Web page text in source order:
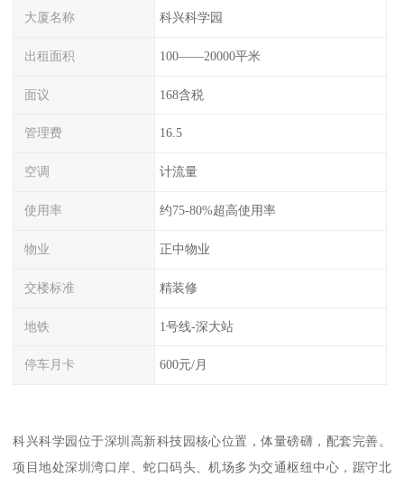
大厦名称 科兴科学园
出租面积 100——20000平米
面议 168含税
管理费 16.5
空调 计流量
使用率 约75-80%超高使用率
物业 正中物业
交楼标准 精装修
地铁 1号线-深大站
停车月卡 600元/月
科兴科学园位于深圳高新科技园核心位置，体量磅礴，配套完善。
项目地处深圳湾口岸、蛇口码头、机场多为交通枢纽中心，踞守北